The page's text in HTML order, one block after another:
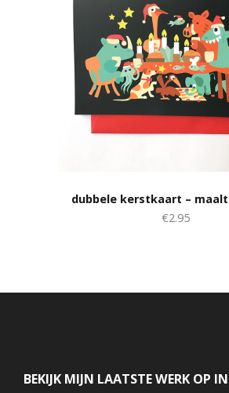
dubbele kerstkaart –
€2.95
BEKIJK MIJN LAATSTE WERK OP